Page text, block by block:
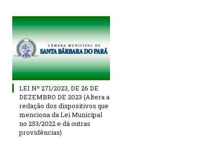
LEI Nº 271/2023, DE 26 DE
DEZEMBRO DE 2023 (Altera a
redação dos dispositivos que
menciona da Lei Municipal
no 253/2022 e dá outras
providências)